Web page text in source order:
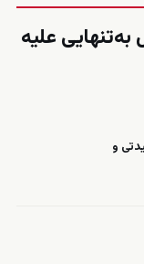
به‌تنهایی علیه
و